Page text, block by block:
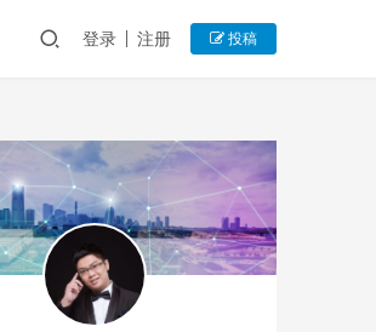
登录 注册 投稿